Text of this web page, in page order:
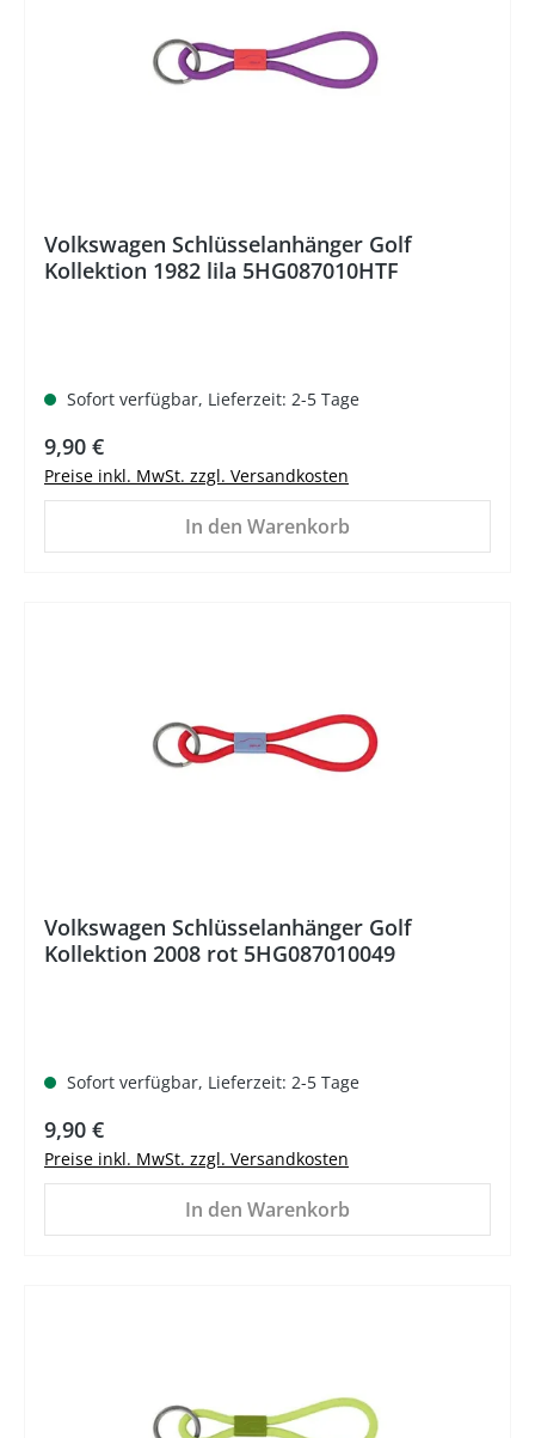
Volkswagen Schlüsselanhänger Golf
Kollektion 1982 lila 5HG087010HTF
Sofort verfügbar, Lieferzeit: 2-5 Tage
Regulärer Preis:
9,90 €
Preise inkl. MwSt. zzgl. Versandkosten
In den Warenkorb
Volkswagen Schlüsselanhänger Golf
Kollektion 2008 rot 5HG087010049
Sofort verfügbar, Lieferzeit: 2-5 Tage
Regulärer Preis:
9,90 €
Preise inkl. MwSt. zzgl. Versandkosten
In den Warenkorb